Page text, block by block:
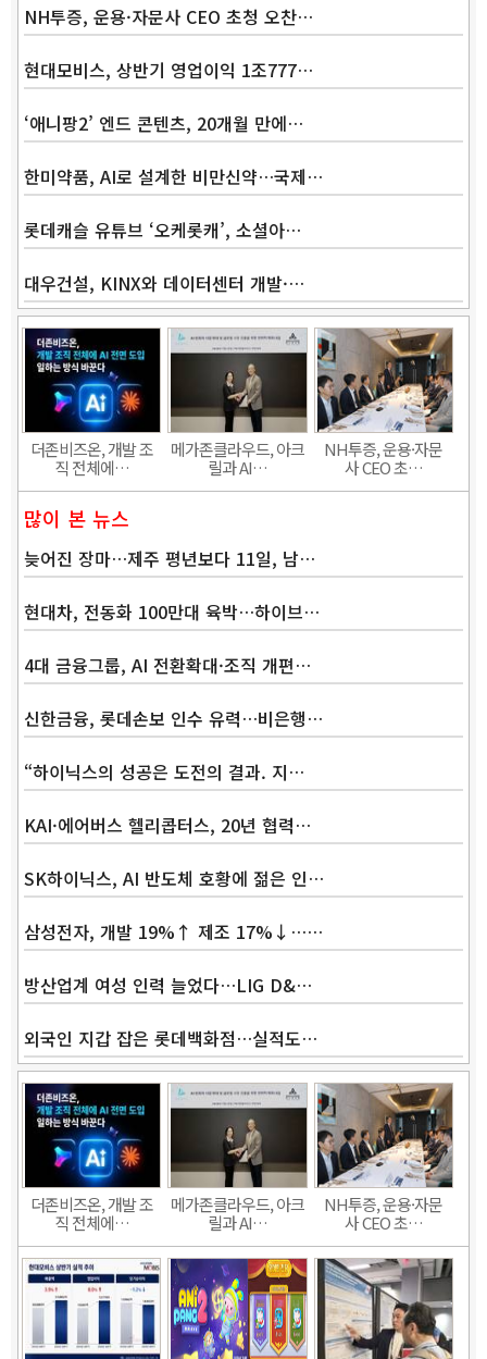
NH투증, 운용·자문사 CEO 초청 오찬…
현대모비스, 상반기 영업이익 1조777…
‘애니팡2’ 엔드 콘텐츠, 20개월 만에…
한미약품, AI로 설계한 비만신약…국제…
롯데캐슬 유튜브 ‘오케롯캐’, 소셜아…
대우건설, KINX와 데이터센터 개발·…
더존비즈온, 개발 조
직 전체에…
메가존클라우드, 아크
릴과 AI…
NH투증, 운용·자문
사 CEO 초…
많이 본 뉴스
늦어진 장마…제주 평년보다 11일, 남…
현대차, 전동화 100만대 육박…하이브…
4대 금융그룹, AI 전환확대·조직 개편…
신한금융, 롯데손보 인수 유력…비은행…
“하이닉스의 성공은 도전의 결과. 지…
KAI·에어버스 헬리콥터스, 20년 협력…
SK하이닉스, AI 반도체 호황에 젊은 인…
삼성전자, 개발 19%↑ 제조 17%↓……
방산업계 여성 인력 늘었다…LIG D&…
외국인 지갑 잡은 롯데백화점…실적도…
더존비즈온, 개발 조
직 전체에…
메가존클라우드, 아크
릴과 AI…
NH투증, 운용·자문
사 CEO 초…